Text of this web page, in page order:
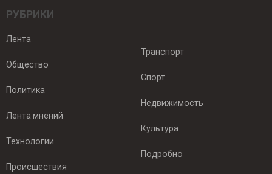
РУБРИКИ
Лента
Общество
Политика
Лента мнений
Технологии
Происшествия
Транспорт
Спорт
Недвижимость
Культура
Подробно